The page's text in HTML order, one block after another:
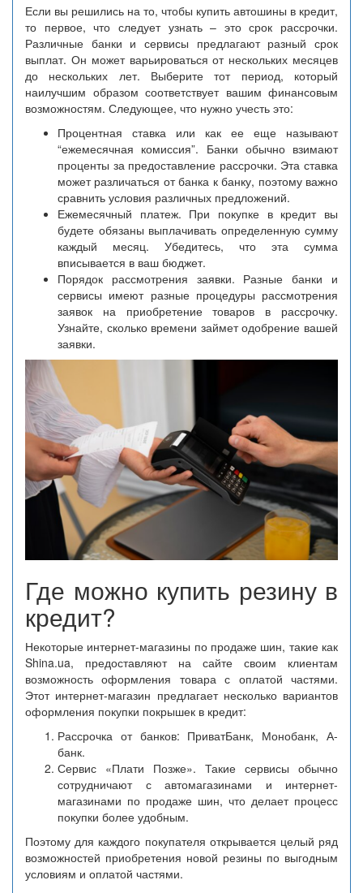
Если вы решились на то, чтобы купить автошины в кредит,
то первое, что следует узнать – это срок рассрочки.
Различные банки и сервисы предлагают разный срок
выплат. Он может варьироваться от нескольких месяцев
до нескольких лет. Выберите тот период, который
наилучшим образом соответствует вашим финансовым
возможностям. Следующее, что нужно учесть это:
Процентная ставка или как ее еще называют
“ежемесячная комиссия”. Банки обычно взимают
проценты за предоставление рассрочки. Эта ставка
может различаться от банка к банку, поэтому важно
сравнить условия различных предложений.
Ежемесячный платеж. При покупке в кредит вы
будете обязаны выплачивать определенную сумму
каждый месяц. Убедитесь, что эта сумма
вписывается в ваш бюджет.
Порядок рассмотрения заявки. Разные банки и
сервисы имеют разные процедуры рассмотрения
заявок на приобретение товаров в рассрочку.
Узнайте, сколько времени займет одобрение вашей
заявки.
Где можно купить резину в
кредит?
Некоторые интернет-магазины по продаже шин, такие как
Shina.ua, предоставляют на сайте своим клиентам
возможность оформления товара с оплатой частями.
Этот интернет-магазин предлагает несколько вариантов
оформления покупки покрышек в кредит:
Рассрочка от банков: ПриватБанк, Монобанк, А-
банк.
Сервис «Плати Позже». Такие сервисы обычно
сотрудничают с автомагазинами и интернет-
магазинами по продаже шин, что делает процесс
покупки более удобным.
Поэтому для каждого покупателя открывается целый ряд
возможностей приобретения новой резины по выгодным
условиям и оплатой частями.